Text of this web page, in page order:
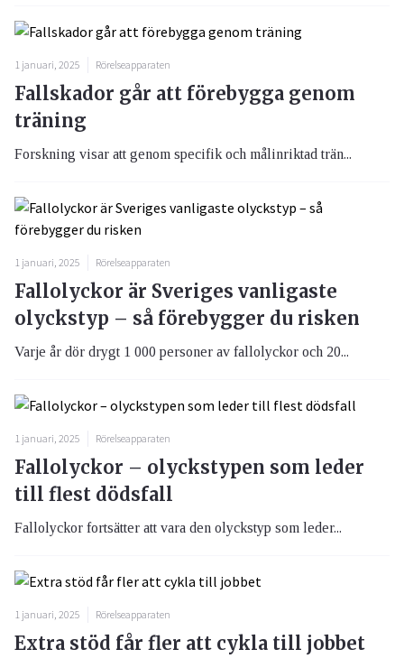
1 januari, 2025 Rörelseapparaten
Fallskador går att förebygga genom
träning
Forskning visar att genom specifik och målinriktad trän...
1 januari, 2025 Rörelseapparaten
Fallolyckor är Sveriges vanligaste
olyckstyp – så förebygger du risken
Varje år dör drygt 1 000 personer av fallolyckor och 20...
1 januari, 2025 Rörelseapparaten
Fallolyckor – olyckstypen som leder
till flest dödsfall
Fallolyckor fortsätter att vara den olyckstyp som leder...
1 januari, 2025 Rörelseapparaten
Extra stöd får fler att cykla till jobbet